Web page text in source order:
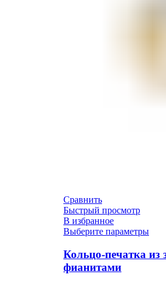
Сравнить
Быстрый просмотр
В избранное
Выберите параметры
Кольцо-печатка из
фианитами